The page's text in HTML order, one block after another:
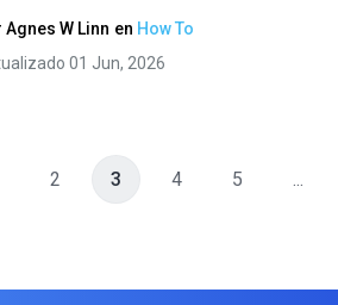
Agnes W Linn en How To
01 Jun, 2026
2 3 4 5 ...